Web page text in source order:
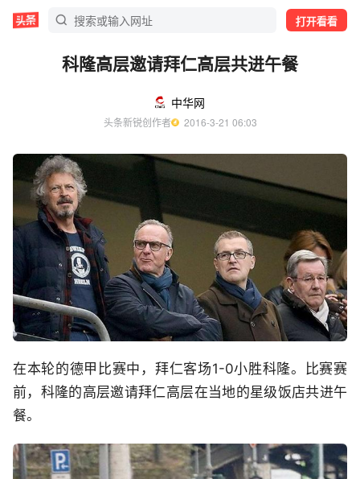
打开看看
科隆高层邀请拜仁高层共进午餐
中华网
头条新锐创作者
  2016-3-21 06:03
在本轮的德甲比赛中，拜仁客场1-0小胜科隆。比赛赛
前，科隆的高层邀请拜仁高层在当地的星级饭店共进午
餐。